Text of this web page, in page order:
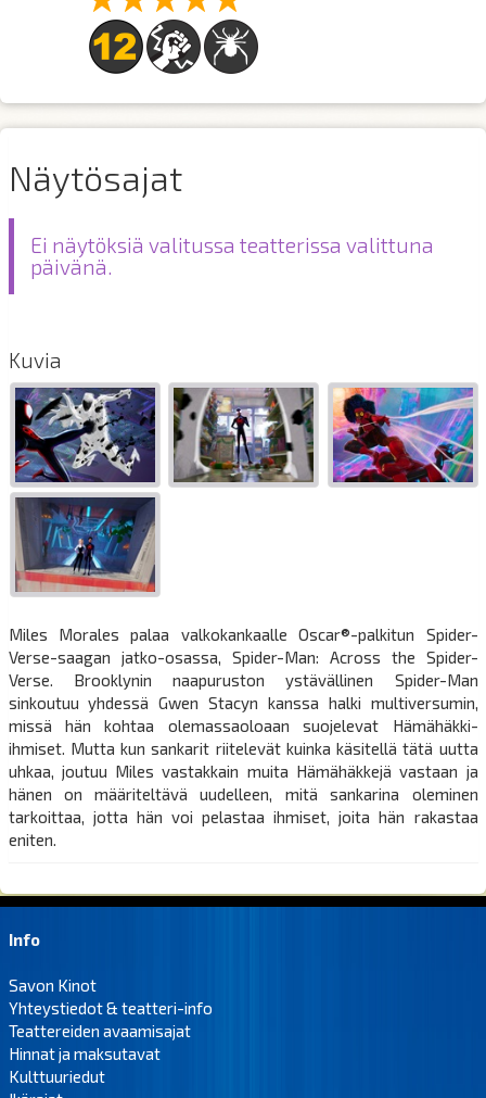
Näytösajat
Ei näytöksiä valitussa teatterissa valittuna
päivänä.
Kuvia
Miles Morales palaa valkokankaalle Oscar®-palkitun Spider-
Verse-saagan jatko-osassa, Spider-Man: Across the Spider-
Verse. Brooklynin naapuruston ystävällinen Spider-Man
sinkoutuu yhdessä Gwen Stacyn kanssa halki multiversumin,
missä hän kohtaa olemassaoloaan suojelevat Hämähäkki-
ihmiset. Mutta kun sankarit riitelevät kuinka käsitellä tätä uutta
uhkaa, joutuu Miles vastakkain muita Hämähäkkejä vastaan ja
hänen on määriteltävä uudelleen, mitä sankarina oleminen
tarkoittaa, jotta hän voi pelastaa ihmiset, joita hän rakastaa
eniten.
Info
Savon Kinot
Yhteystiedot & teatteri-info
Teattereiden avaamisajat
Hinnat ja maksutavat
Kulttuuriedut